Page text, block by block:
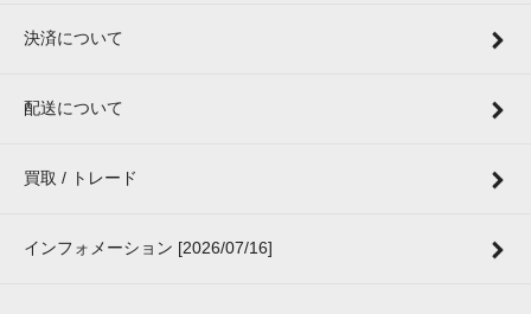
決済について
配送について
買取 / トレード
インフォメーション [2026/07/16]